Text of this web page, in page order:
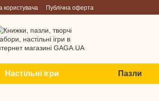
користувача Публічна оферта
Настільні ігри Пазли